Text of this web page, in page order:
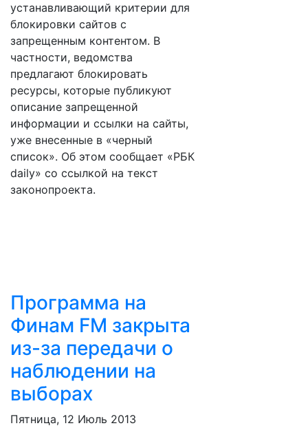
устанавливающий критерии для
блокировки сайтов с
запрещенным контентом. В
частности, ведомства
предлагают блокировать
ресурсы, которые публикуют
описание запрещенной
информации и ссылки на сайты,
уже внесенные в «черный
список». Об этом сообщает «РБК
daily» со ссылкой на текст
законопроекта.
Программа на
Финам FM закрыта
из-за передачи о
наблюдении на
выборах
Пятница, 12 Июль 2013